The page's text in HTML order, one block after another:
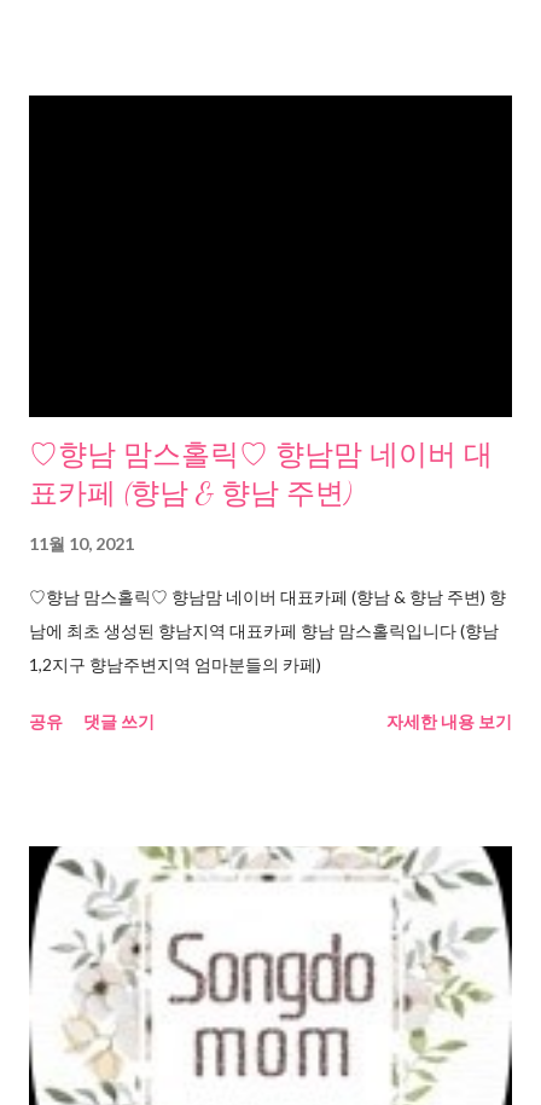
♡향남 맘스홀릭♡ 향남맘 네이버 대
표카페 (향남 & 향남 주변)
11월 10, 2021
♡향남 맘스홀릭♡ 향남맘 네이버 대표카페 (향남 & 향남 주변) 향
남에 최초 생성된 향남지역 대표카페 향남 맘스홀릭입니다 (향남
1,2지구 향남주변지역 엄마분들의 카페)
공유 댓글 쓰기 자세한 내용 보기